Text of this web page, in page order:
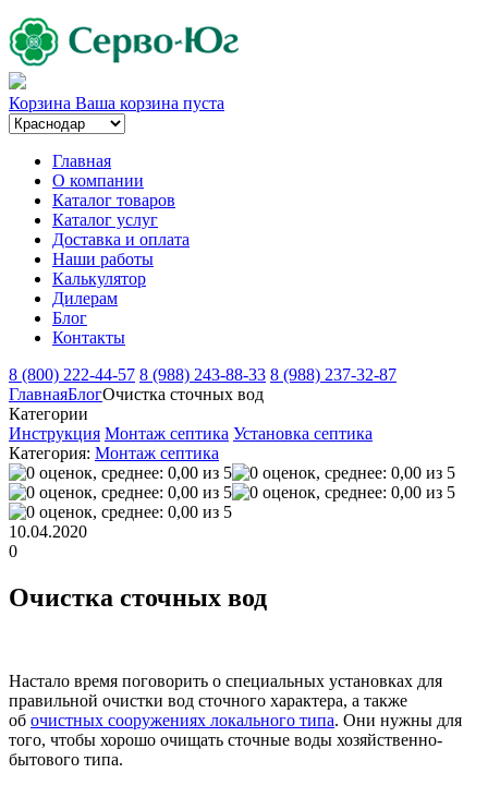
Корзина Ваша корзина пуста
Главная
О компании
Каталог товаров
Каталог услуг
Доставка и оплата
Наши работы
Калькулятор
Дилерам
Блог
Контакты
8 (800) 222-44-57 8 (988) 243-88-33 8 (988) 237-32-87
ГлавнаяБлогОчистка сточных вод
Категории
Инструкция Монтаж септика Установка септика
Категория: Монтаж септика
10.04.2020
0
Очистка сточных вод
Настало время поговорить о специальных установках для
правильной очистки вод сточного характера, а также
об очистных сооружениях локального типа. Они нужны для
того, чтобы хорошо очищать сточные воды хозяйственно-
бытового типа.